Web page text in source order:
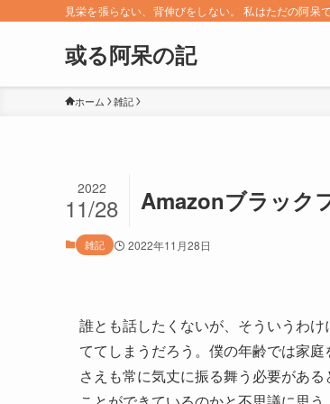
見栄を張らない、背伸びをしない。 私はただの阿呆
或る阿呆の記
ホーム 雑記
Amazonブラック
2022
11/28
雑記 2022年11月28日
誰とも話したくないが、そういうわ
ててしまうだろう。僕の年齢では家
さえも常に気丈に振る舞う必要があ